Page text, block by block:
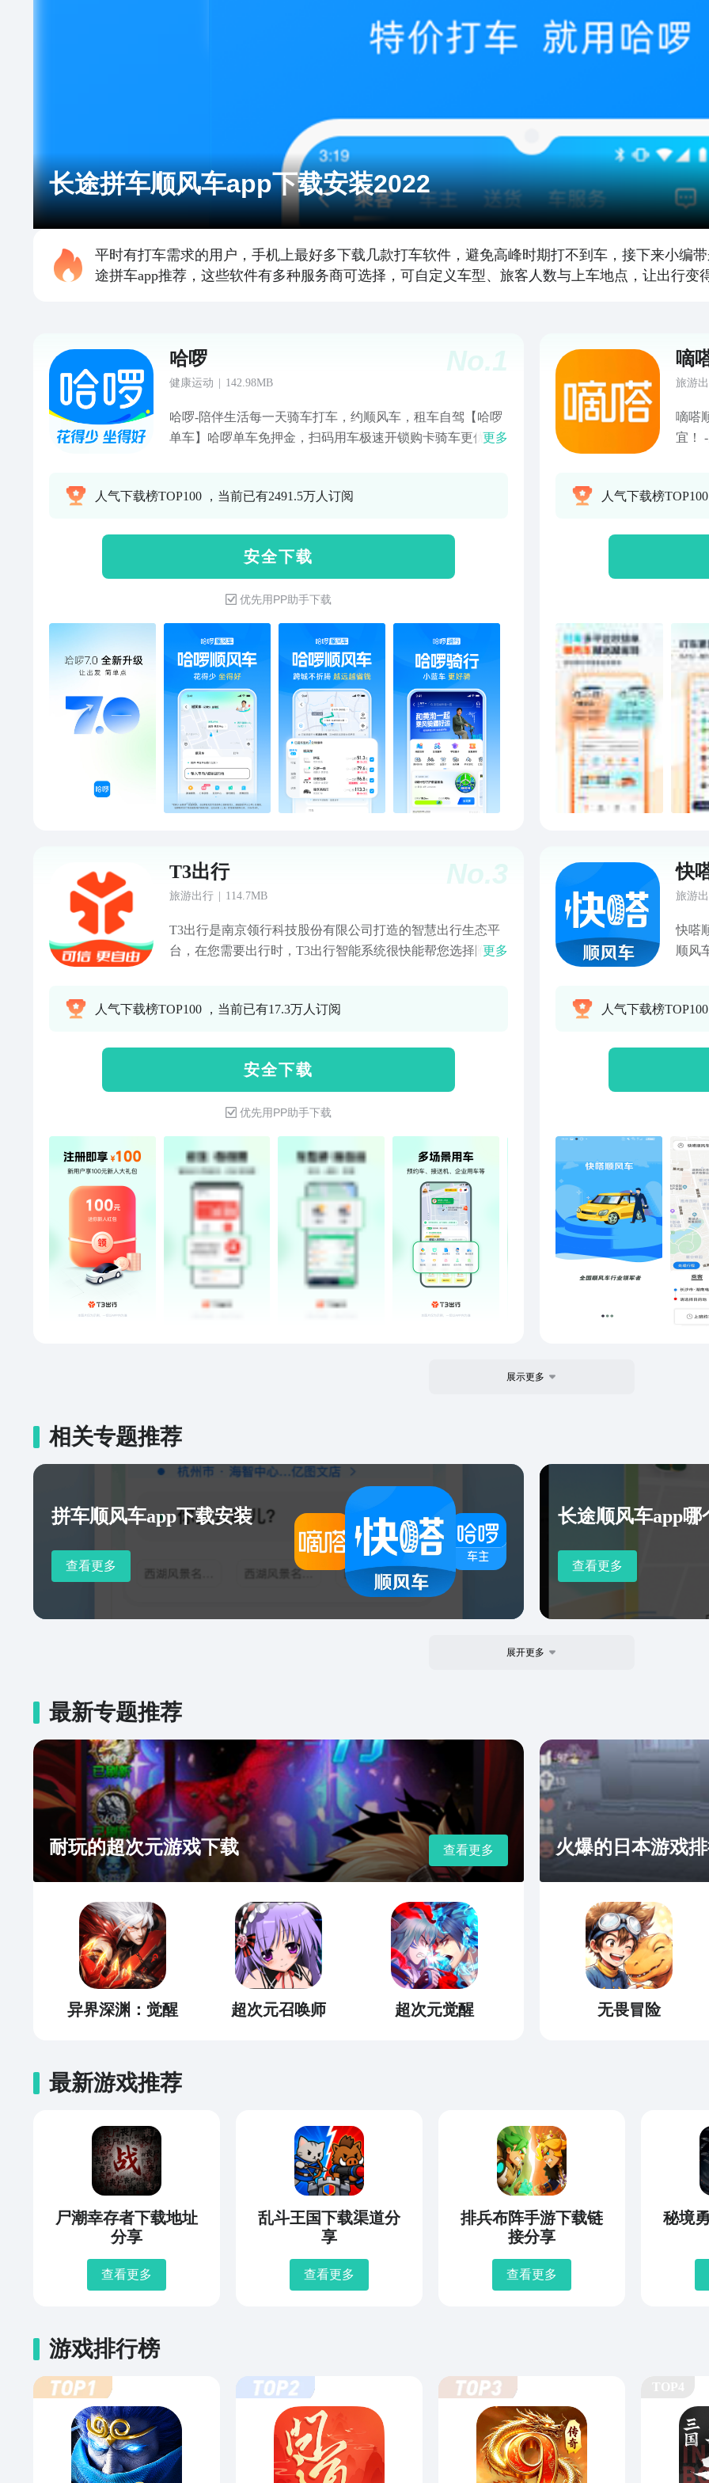
长途拼车顺风车app下载安装2022
平时有打车需求的用户，手机上最好多下载几款打车软件，避免高峰时期打不到车，接下来小编
途拼车app推荐，这些软件有多种服务商可选择，可自定义车型、旅客人数与上车地点，让出行变
No.1
哈啰
健康运动 142.98MB
哈啰-陪伴生活每一天骑车打车，约顺风车，租车自驾【哈啰
单车】哈啰单车免押金，扫码用车极速开锁购卡骑车更优惠
车不发愁品牌联盟，一键呼叫多平台车型，体验更优【哈啰
更安心！支持乘客出行备注高速费支付意愿，线上化收支流
程，高效更安全！车主接单详情页全新升级，信息展示更清
晰，接单更放心！【哈啰租车】芝麻信用，押金双免：芝麻
分500分以上有机会免车辆押金及违章押金上门取送，准时准
点极速下单，锁定车型，有车保障免费取消，无忧出行【哈
啰快送跑腿】送鲜花、送蛋糕、送宠物，万物可送，又快又
省送货福利来袭，快送、专送限时7折起，单单发货享折扣
【哈啰加油】哈啰优选站，天天享特价优惠，加油品质有保
障新人礼包：新用户享首单礼，最高满200元可减30元【哈啰
充电】百万电桩，一个APP都搞定：已聚合小桔、星星、蔚
来等多个品牌充电桩天天特价，比价充电更实惠： 新用户首
单享7折优惠，老用户可低价购买超值优惠券包联系我们：微
信公众号：哈啰服务号微博：@哈啰客服电话：95175177邮
箱：service@hellobike.com
更多
人气下载榜TOP100 ，当前已有2491.5万人订阅
安 全 下 载
优先用PP助手下载
嘀
旅游
嘀嗒
宜！
风，
人人
人气下载榜
No.3
T3出行
旅游出行 114.7MB
T3出行是南京领行科技股份有限公司打造的智慧出行生态平
台，在您需要出行时，T3出行智能系统很快能帮您选择附近
心 • 车机全程语音播报、提醒，便捷沟通 • 亚米级高精度地图
车操作多样化，方便又快捷 • 用车行踪可视化，合规又精准
【联系我们】 • 乘客热线：950520 • 司机热线：950521 • 品牌
合作：bd@t3go.cn • 企业用车：es@t3go.cn
更多
人气下载榜TOP100 ，当前已有17.3万人订阅
安 全 下 载
优先用PP助手下载
快
旅游
快嗒
顺风
用户
车方
相
统。
拼车
城顺
一键
贴
叫车
车！
人气下载榜
展示更多
相关专题推荐
拼车顺风车app下载安装
查看更多
长途顺风车app哪
查看更多
展开更多
最新专题推荐
耐玩的超次元游戏下载 查看更多
异界深渊：觉醒 超次元召唤师 超次元觉醒
火爆的日本游戏
无畏冒险
最新游戏推荐
尸潮幸存者下载地址
分享
查看更多
乱斗王国下载渠道分
享
查看更多
排兵布阵手游下载链
接分享
查看更多
秘境
游戏排行榜